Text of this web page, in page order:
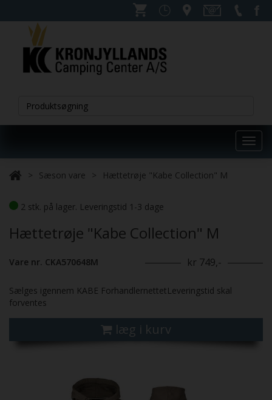
Sæson vare Hættetrøje "Kabe Collection" M
2 stk. på lager. Leveringstid 1-3 dage
Hættetrøje "Kabe Collection" M
Vare nr. CKA570648M kr 749,-
Sælges igennem KABE ForhandlernettetLeveringstid skal
forventes
læg i kurv